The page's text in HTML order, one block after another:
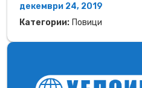
декември 24, 2019
Категории: Повици